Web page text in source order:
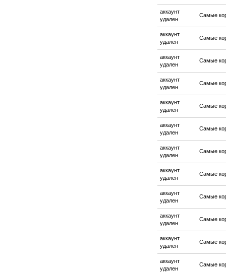
аккаунт
удален
Самые
аккаунт
удален
Самые
аккаунт
удален
Самые
аккаунт
удален
Самые
аккаунт
удален
Самые
аккаунт
удален
Самые
аккаунт
удален
Самые
аккаунт
удален
Самые
аккаунт
удален
Самые
аккаунт
удален
Самые
аккаунт
удален
Самые
аккаунт
удален
Самые